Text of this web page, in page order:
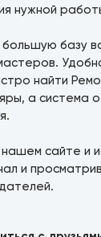
нужной
базу
найти
а система
сайте и
и